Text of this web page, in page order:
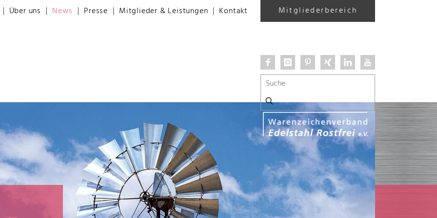
Über uns News Presse Mitglieder & Leistungen Kontakt Mitgliederbereich